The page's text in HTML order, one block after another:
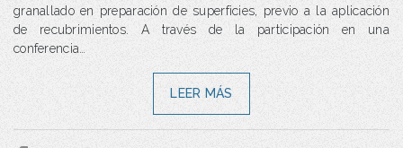
granallado en preparación de superficies, previo a la aplicación
de recubrimientos. A través de la participación en una
conferencia…
LEER MÁS